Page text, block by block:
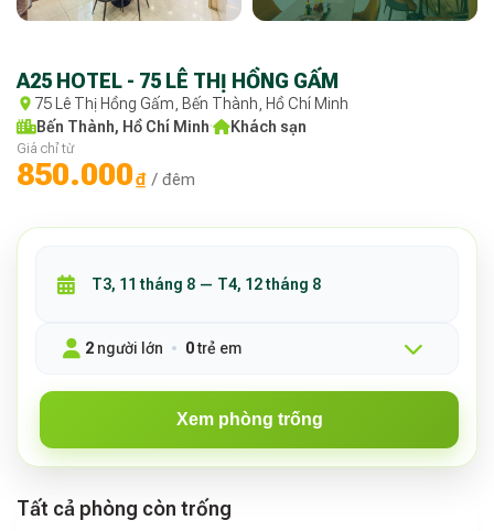
A25 HOTEL - 75 LÊ THỊ HỒNG GẤM
75 Lê Thị Hồng Gấm, Bến Thành, Hồ Chí Minh
Bến Thành, Hồ Chí Minh· Khách sạn
Giá chỉ từ
850.000₫ / đêm
2 người lớn 0trẻ em
Xem phòng trống
Tất cả phòng còn trống